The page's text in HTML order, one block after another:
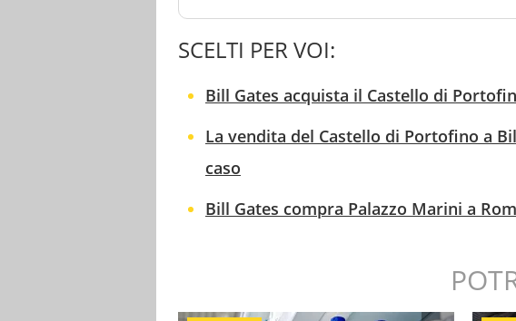
SCELTI PER VOI:
Bill Gates acquista il Castello di
La vendita del Castello di Portofino a
caso
Bill Gates compra Palazzo Marini a